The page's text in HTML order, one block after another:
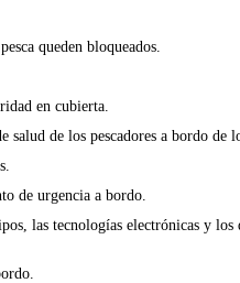
queden bloqueados.
en cubierta.
de los pescadores a bordo de
de urgencia a bordo.
las tecnologías electrónicas y los